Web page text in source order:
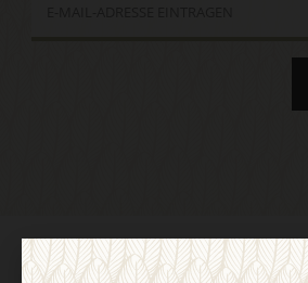
AGB und Widerrufsbelehrung
Impressum